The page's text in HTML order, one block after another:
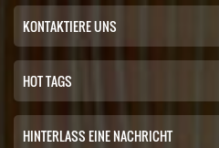
KONTAKTIERE UNS
HOT TAGS
HINTERLASS EINE NACHRICHT